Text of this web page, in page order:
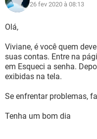
26 fev 2020 à 08:13
Olá,
Viviane, é você quem
suas contas. Entre na
em Esqueci a senha.
exibidas na tela.
Se enfrentar problemas,
Tenha um bom dia